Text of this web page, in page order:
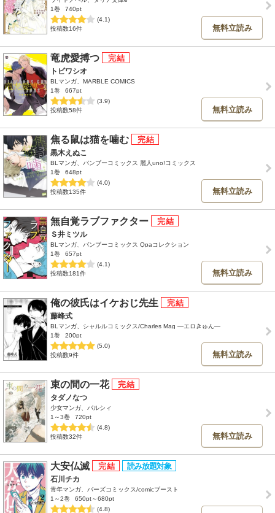
1巻
740pt
(4.1)
投稿数16件
無料立読み
竜虎愛搏つ
トビワシオ
BLマンガ、MARBLE COMICS
1巻
667pt
(3.9)
投稿数58件
無料立読み
焦る鼠は猫を噛む
黒木えぬこ
BLマンガ、バンブーコミックス 麗人uno!コミックス
1巻
648pt
(4.0)
投稿数135件
無料立読み
無自覚ラブファクター
Ｓ井ミツル
BLマンガ、バンブーコミックス Qpaコレクション
1巻
657pt
(4.1)
投稿数181件
無料立読み
俺の彼氏はイケおじ先生
藤峰式
BLマンガ、シャルルコミックス/Charles Mag ―エロきゅん―
1巻
200pt
(5.0)
投稿数9件
無料立読み
束の間の一花
タダノなつ
少女マンガ、パルシィ
1～3巻
720pt
(4.8)
投稿数32件
無料立読み
大安仏滅
石川チカ
青年マンガ、バーズコミックス/comicブースト
1～2巻
650pt～680pt
(4.8)